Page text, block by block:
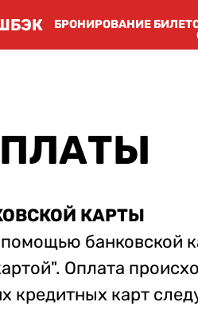
БРОНИРОВАНИЕ
КАРТЫ
банковской
Оплата
кредитных карт